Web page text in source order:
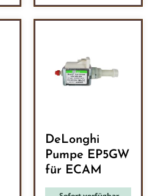
DeLonghi
Pumpe EP5GW
für ECAM